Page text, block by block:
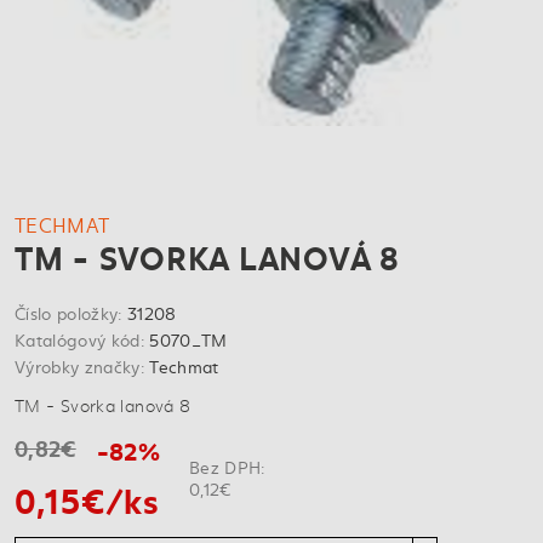
TECHMAT
TM - SVORKA LANOVÁ 8
Číslo položky: 31208
Katalógový kód:5070_TM
Výrobky značky:Techmat
TM - Svorka lanová 8
0,82€ -82%
0,15€/ks
Bez DPH:
0,12€